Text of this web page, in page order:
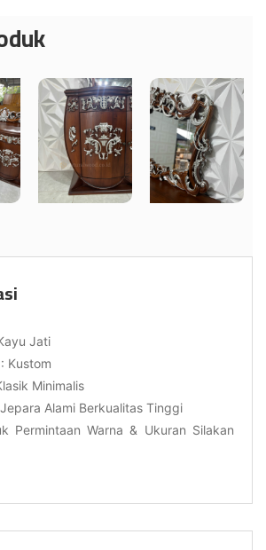
Jati
Kustom
Minimalis
Alami Berkualitas Tinggi
Permintaan Warna & Ukuran Silakan